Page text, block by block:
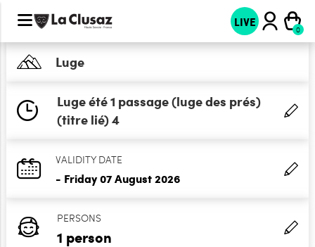
LIVE
Luge
Luge été 1 passage (luge des prés)
(titre lié) 4
VALIDITY DATE
- Friday 07 August 2026
PERSONS
1 person